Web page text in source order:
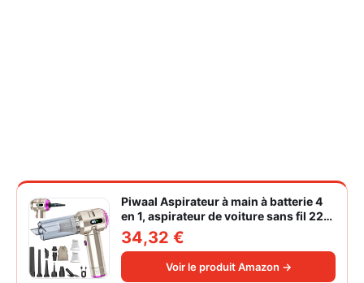
Piwaal Aspirateur à main à batterie 4
en 1, aspirateur de voiture sans fil 22
000 Pa avec moteur sans balais,
souffleur électrique à air comprimé
220 000 tr/min 3 vitesses pour poils
d'animaux
34,32 €
Voir le produit Amazon →